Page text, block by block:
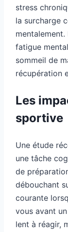
stress
la surcharge
mentalement.
fatigue
sommeil de
récupération
Les
sportive
Une étude
une tâche
de
débouchant
courante
vous avant
lent à réagir,